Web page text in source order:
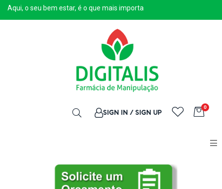
Aqui, o seu bem estar, é o que mais importa
SIGN IN / SIGN UP
0